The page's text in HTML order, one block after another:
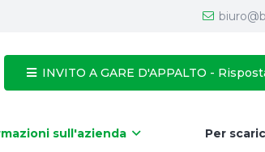
INVITO A GARE D'APPALTO -
sull'azienda Per